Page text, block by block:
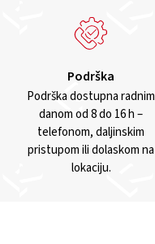
Podrška
Podrška dostupna radnim
danom od 8 do 16 h –
telefonom, daljinskim
pristupom ili dolaskom na
lokaciju.